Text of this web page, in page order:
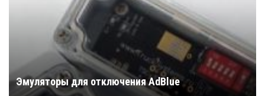
Эмуляторы для отключения AdBlue